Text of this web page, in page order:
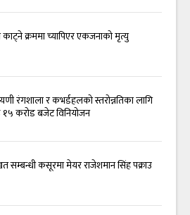
क्रममा च्यापिएर एकजनाको मृत्यु
रंगशाला र कभर्डहलको स्तरोन्नतिका लागि
करोड बजेट विनियोजन
सम्बन्धी कसूरमा मेयर राजेशमान सिंह पक्राउ